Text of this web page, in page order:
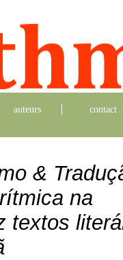
auteurs contact
&
na
textos